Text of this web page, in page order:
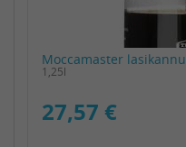
Moccamaster lasikannu
1,25l
27,57 €